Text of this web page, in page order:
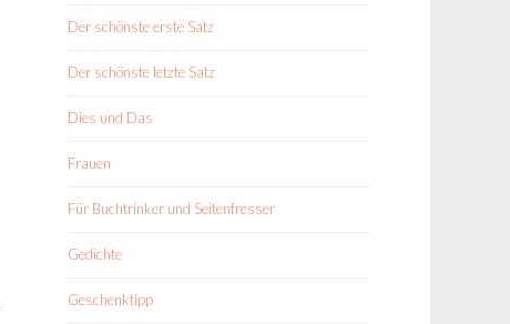
Der schönste erste Satz
Der schönste letzte Satz
Dies und Das
Frauen
Für Buchtrinker und Seitenfresser
Gedichte
Geschenktipp